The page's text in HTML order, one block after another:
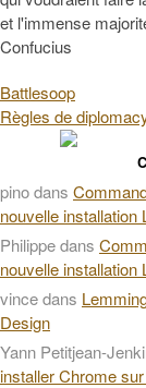
et l'immense
Confucius
Battlesoop
Règles de
pinodans
nouvelle installation
Philippedans
nouvelle installation
vincedans
Design
Yann Petitjean-
installer Chrome